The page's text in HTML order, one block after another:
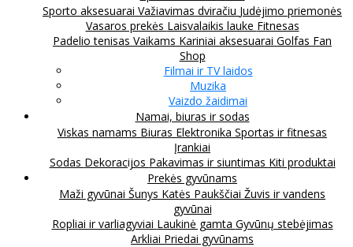
Sporto aksesuarai Važiavimas dviračiu Judėjimo priemonės
Vasaros prekės Laisvalaikis lauke Fitnesas
Padelio tenisas Vaikams Kariniai aksesuarai Golfas Fan
Shop
Filmai ir TV laidos
Muzika
Vaizdo žaidimai
Namai, biuras ir sodas
Viskas namams Biuras Elektronika Sportas ir fitnesas
Įrankiai
Sodas Dekoracijos Pakavimas ir siuntimas Kiti produktai
Prekės gyvūnams
Maži gyvūnai Šunys Katės Paukščiai Žuvis ir vandens
gyvūnai
Ropliai ir varliagyviai Laukinė gamta Gyvūnų stebėjimas
Arkliai Priedai gyvūnams